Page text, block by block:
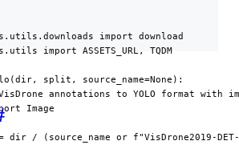
import download
import ASSETS_URL, TQDM
split, source_name=None):
annotations to YOLO format with
Image
dir / (source_name or f"VisDrone2019-